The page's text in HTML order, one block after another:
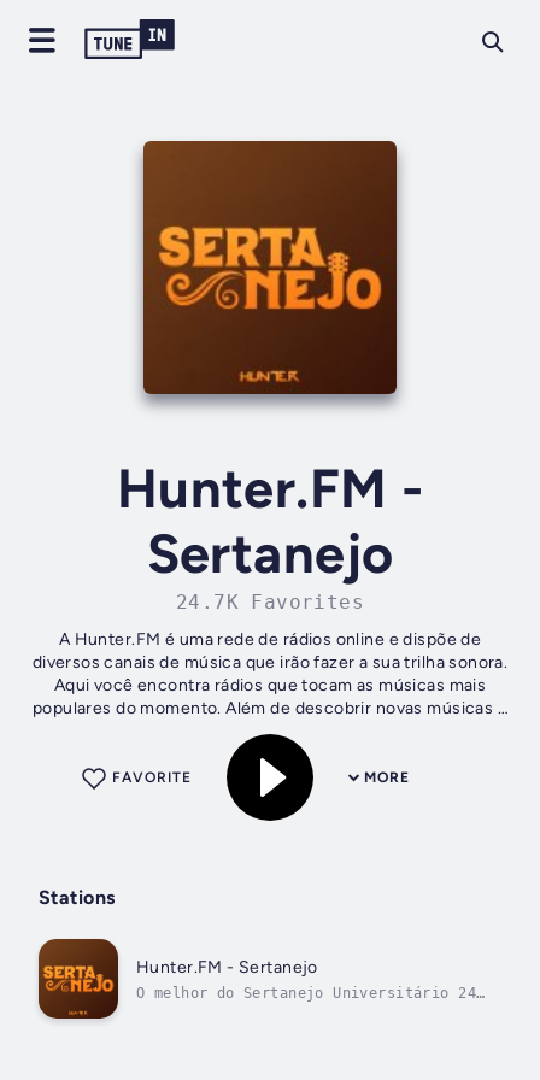
Hunter.FM -
Sertanejo
24.7K Favorites
A Hunter.FM é uma rede de rádios online e dispõe de
diversos canais de música que irão fazer a sua trilha sonora.
Aqui você encontra rádios que tocam as músicas mais
populares do momento. Além de descobrir novas músicas e
novos artistas.
MORE
FAVORITE
Stations
Hunter.FM - Sertanejo
O melhor do Sertanejo Universitário 24